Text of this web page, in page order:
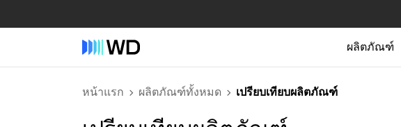
ผลิตภัณฑ์
หน้าแรก ผลิตภัณฑ์ทั้งหมด เปรียบเทียบผลิตภัณฑ์